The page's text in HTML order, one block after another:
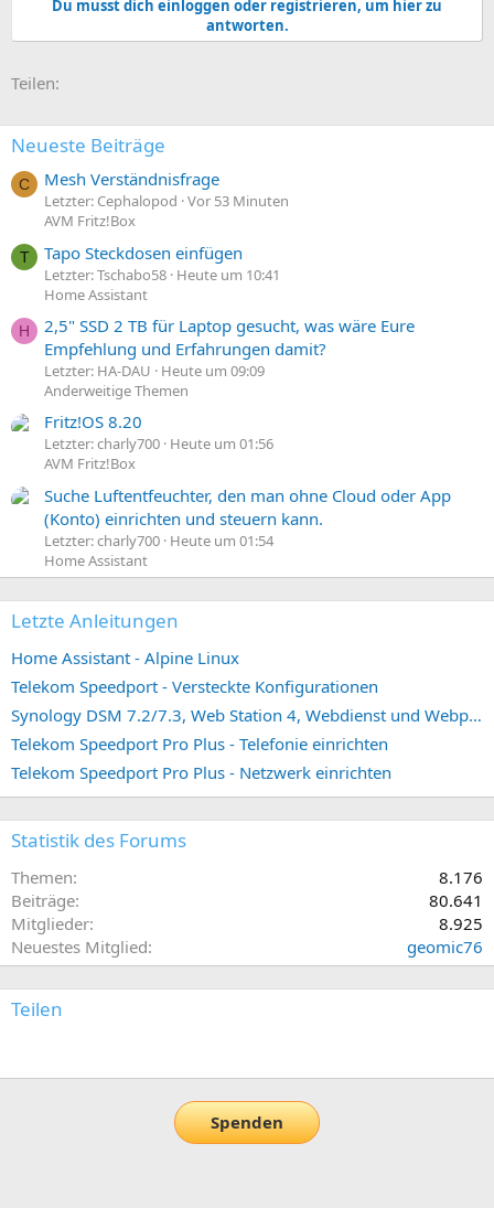
Du musst dich einloggen oder registrieren, um hier zu
antworten.
Teilen:
Neueste Beiträge
C Mesh Verständnisfrage
Letzter: Cephalopod Vor 53 Minuten
AVM Fritz!Box
T Tapo Steckdosen einfügen
Letzter: Tschabo58 Heute um 10:41
Home Assistant
H
2,5" SSD 2 TB für Laptop gesucht, was wäre Eure
Empfehlung und Erfahrungen damit?
Letzter: HA-DAU
Heute um 09:09
Anderweitige Themen
Fritz!OS 8.20
Letzter: charly700 Heute um 01:56
AVM Fritz!Box
Suche Luftentfeuchter, den man ohne Cloud oder App
(Konto) einrichten und steuern kann.
Letzter: charly700 Heute um 01:54
Home Assistant
Letzte Anleitungen
Home Assistant - Alpine Linux
Telekom Speedport - Versteckte Konfigurationen
Synology DSM 7.2/7.3, Web Station 4, Webdienst und Webportal erstellen (ehemals vHost)
Telekom Speedport Pro Plus - Telefonie einrichten
Telekom Speedport Pro Plus - Netzwerk einrichten
Statistik des Forums
Themen
8.176
Beiträge
80.641
Mitglieder
8.925
Neuestes Mitglied
geomic76
Teilen
Spenden